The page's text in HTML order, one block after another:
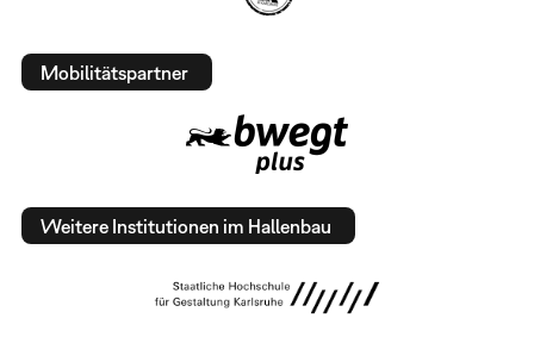
Mobilitätspartner
Weitere Institutionen im Hallenbau